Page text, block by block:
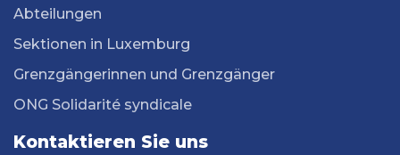
Abteilungen
Sektionen in Luxemburg
Grenzgängerinnen und Grenzgänger
ONG Solidarité syndicale
Kontaktieren Sie uns